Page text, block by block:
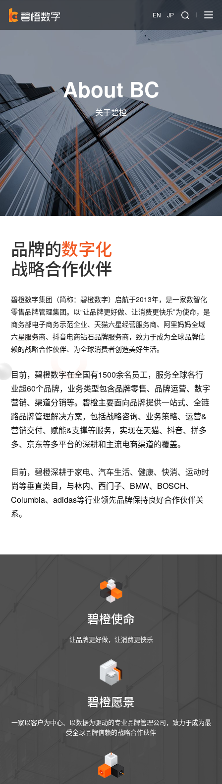
EN JP
About BC
关于碧橙
品牌的数字化
战略合作伙伴
碧橙数字集团（简称：碧橙数字）启航于2013年，是一家数智化
零售品牌管理集团。以“让品牌更好做、让消费更快乐”为使命，是
商务部电子商务示范企业、天猫六星经营服务商、阿里妈妈全域
六星服务商、抖音电商钻石品牌服务商，致力于成为全球品牌信
赖的战略合作伙伴、为全球消费者创造美好生活。
目前，碧橙数字在全国有1500余名员工，服务全球各行
业超60个品牌， 业务类型包含品牌零售、品牌运营、数字
营销、渠道分销等。碧橙主要面向品牌提供一站式、全链
路品牌管理解决方案，包括战略咨询、业务策略、运营&
营销交付、赋能&支撑等服务，实现在天猫、抖音、拼多
多、京东等多平台的深耕和主流电商渠道的覆盖。
目前，碧橙深耕于家电、汽车生活、健康、快消、运动时
尚等垂直类目， 与林内、西门子、BMW、 BOSCH、
Columbia、adidas等行业领先品牌保持良好合作伙伴关
系。
碧橙使命
让品牌更好做，让消费更快乐
碧橙愿景
一家以客户为中心、以数据为驱动的专业品牌管理公司，致力于成为最
受全球品牌信赖的战略合作伙伴